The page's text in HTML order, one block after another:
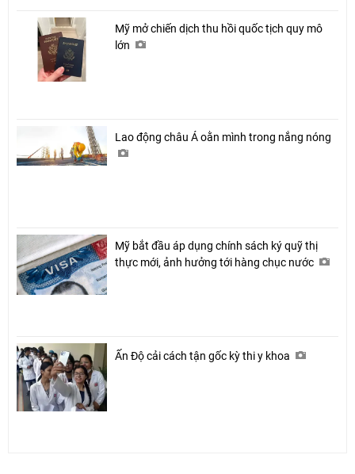
Mỹ mở chiến dịch thu hồi quốc tịch quy mô
lớn
Lao động châu Á oằn mình trong nắng nóng
Mỹ bắt đầu áp dụng chính sách ký quỹ thị
thực mới, ảnh hưởng tới hàng chục nước
Ấn Độ cải cách tận gốc kỳ thi y khoa